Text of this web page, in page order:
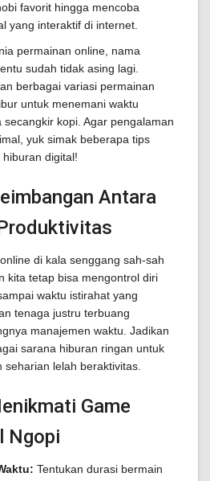
favorit hingga mencoba
yang interaktif di internet.
permainan online, nama
sudah tidak asing lagi.
berbagai variasi permainan
untuk menemani waktu
kopi. Agar pengalaman
yuk simak beberapa tips
digital!
Antara
di kala senggang sah-sah
kita tetap bisa mengontrol diri
waktu istirahat yang
tenaga justru terbuang
manajemen waktu. Jadikan
sarana hiburan ringan untuk
lelah beraktivitas.
Game
Ngopi
Tentukan durasi bermain